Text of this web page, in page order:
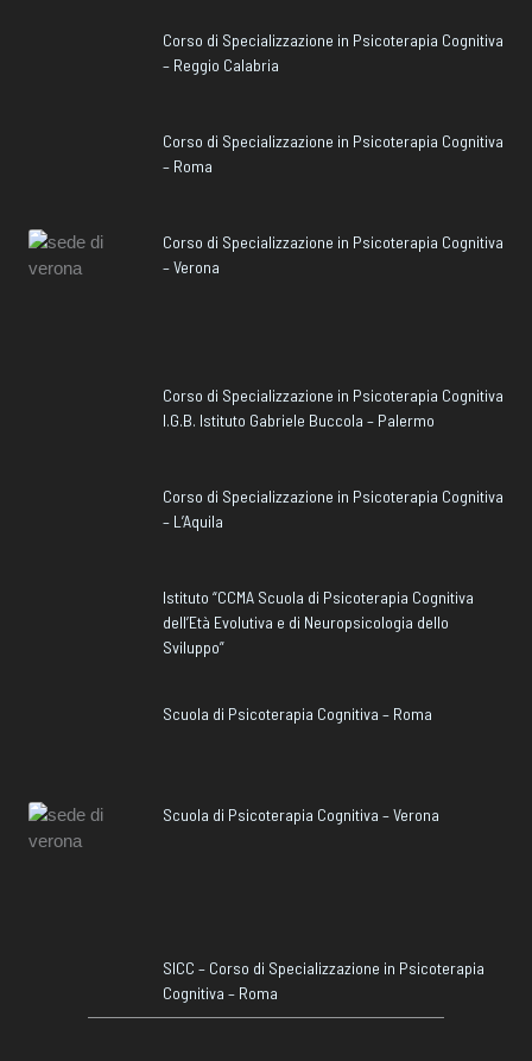
Corso di Specializzazione in Psicoterapia Cognitiva
– Reggio Calabria
Corso di Specializzazione in Psicoterapia Cognitiva
– Roma
Corso di Specializzazione in Psicoterapia Cognitiva
– Verona
Corso di Specializzazione in Psicoterapia Cognitiva
I.G.B. Istituto Gabriele Buccola – Palermo
Corso di Specializzazione in Psicoterapia Cognitiva
– L’Aquila
Istituto “CCMA Scuola di Psicoterapia Cognitiva
dell’Età Evolutiva e di Neuropsicologia dello
Sviluppo”
Scuola di Psicoterapia Cognitiva – Roma
Scuola di Psicoterapia Cognitiva – Verona
SICC – Corso di Specializzazione in Psicoterapia
Cognitiva – Roma